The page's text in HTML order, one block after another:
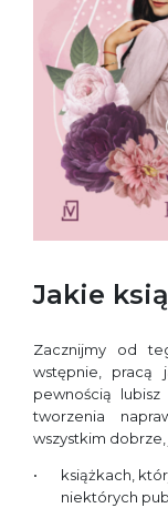
Jakie
Zacznijmy od
wstępnie, pracą
pewnością
tworzenia
wszystkim dobrze,
książkach,
niektórych